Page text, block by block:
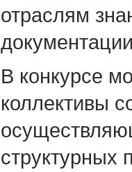
отраслям
В конкурсе
коллективы
структурных